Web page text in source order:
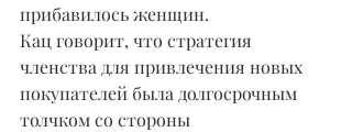
прибавилось женщин.
Кац говорит, что стратегия
членства для привлечения новых
покупателей была долгосрочным
толчком со стороны